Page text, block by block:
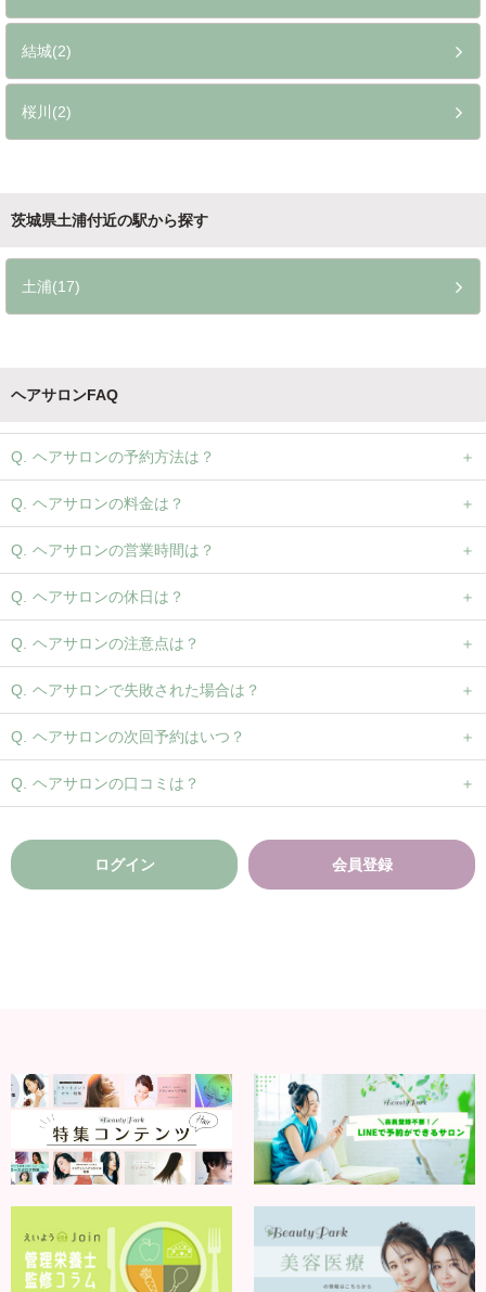
結城(2)
桜川(2)
茨城県土浦付近の駅から探す
土浦(17)
ヘアサロンFAQ
ヘアサロンの予約方法は？
ヘアサロンの料金は？
ヘアサロンの営業時間は？
ヘアサロンの休日は？
ヘアサロンの注意点は？
ヘアサロンで失敗された場合は？
ヘアサロンの次回予約はいつ？
ヘアサロンの口コミは？
ログイン 会員登録